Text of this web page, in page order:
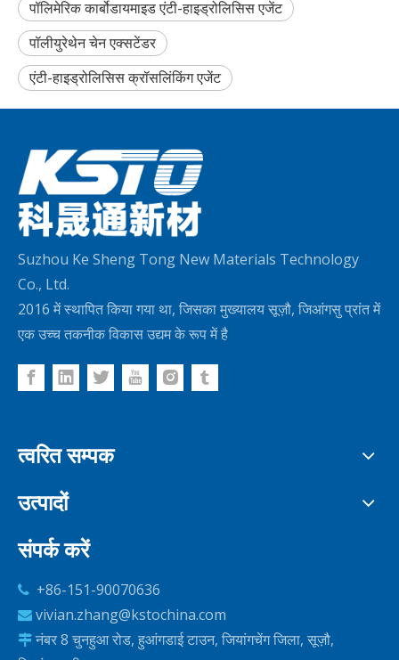
पॉलिमेरिक कार्बोडायमाइड एंटी-हाइड्रोलिसिस एजेंट
पॉलीयुरेथेन चेन एक्सटेंडर
एंटी-हाइड्रोलिसिस क्रॉसलिंकिंग एजेंट
Suzhou Ke Sheng Tong New Materials Technology
Co., Ltd.
2016 में स्थापित किया गया था, जिसका मुख्यालय सूज़ौ, जिआंगसु प्रांत में
एक उच्च तकनीक विकास उद्यम के रूप में है
त्वरित सम्पक
उत्पादों
संपर्क करें
 +86-151-90070636
 vivian.zhang@kstochina.com
 नंबर 8 चुनहुआ रोड, हुआंगडाई टाउन, जियांगचेंग जिला, सूज़ौ,